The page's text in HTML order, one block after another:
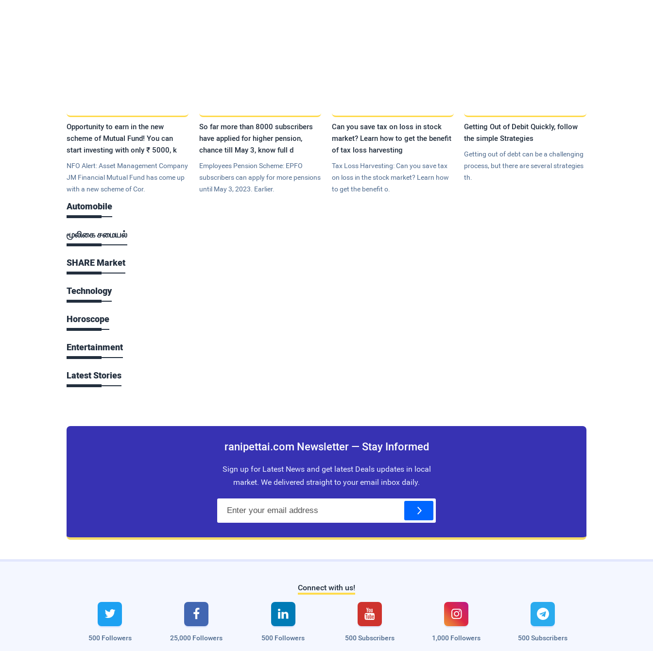
Opportunity to earn in the new
scheme of Mutual Fund! You can
start investing with only ₹ 5000, k
NFO Alert: Asset Management Company
JM Financial Mutual Fund has come up
with a new scheme of Cor.
So far more than 8000 subscribers
have applied for higher pension,
chance till May 3, know full d
Employees Pension Scheme: EPFO
subscribers can apply for more pensions
until May 3, 2023. Earlier.
Can you save tax on loss in stock
market? Learn how to get the benefit
of tax loss harvesting
Tax Loss Harvesting: Can you save tax
on loss in the stock market? Learn how
to get the benefit o.
Getting Out of Debit Quickly, follow
the simple Strategies
Getting out of debt can be a challenging
process, but there are several strategies
th.
Automobile
மூலிகை சமையல்
SHARE Market
Technology
Horoscope
Entertainment
Latest Stories
ranipettai.com Newsletter — Stay Informed
Sign up for Latest News and get latest Deals updates in local
market. We delivered straight to your email inbox daily.
l
A visitor from
Motorola Moto E22 and Moto E22i –…
hrs 41 mins ago
The iPhone 14 series will be officially…
hrs 43 mins ago
Connect with us!

500 Followers

25,000 Followers

500 Followers

500 Subscribers

1,000 Followers

500 Subscribers